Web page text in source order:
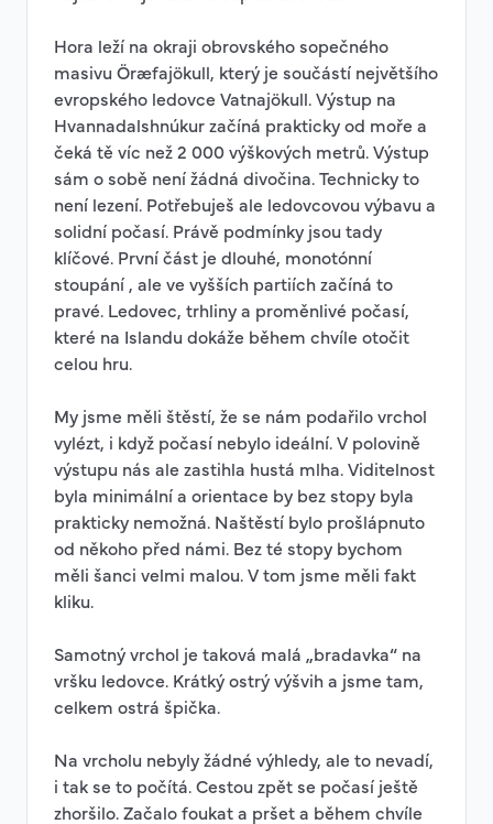
Hora leží na okraji obrovského sopečného
masivu Öræfajökull, který je součástí největšího
evropského ledovce Vatnajökull. Výstup na
Hvannadalshnúkur začíná prakticky od moře a
čeká tě víc než 2 000 výškových metrů. Výstup
sám o sobě není žádná divočina. Technicky to
není lezení. Potřebuješ ale ledovcovou výbavu a
solidní počasí. Právě podmínky jsou tady
klíčové. První část je dlouhé, monotónní
stoupání , ale ve vyšších partiích začíná to
pravé. Ledovec, trhliny a proměnlivé počasí,
které na Islandu dokáže během chvíle otočit
celou hru.
My jsme měli štěstí, že se nám podařilo vrchol
vylézt, i když počasí nebylo ideální. V polovině
výstupu nás ale zastihla hustá mlha. Viditelnost
byla minimální a orientace by bez stopy byla
prakticky nemožná. Naštěstí bylo prošlápnuto
od někoho před námi. Bez té stopy bychom
měli šanci velmi malou. V tom jsme měli fakt
kliku.
Samotný vrchol je taková malá „bradavka“ na
vršku ledovce. Krátký ostrý výšvih a jsme tam,
celkem ostrá špička.
Na vrcholu nebyly žádné výhledy, ale to nevadí,
i tak se to počítá. Cestou zpět se počasí ještě
zhoršilo. Začalo foukat a pršet a během chvíle